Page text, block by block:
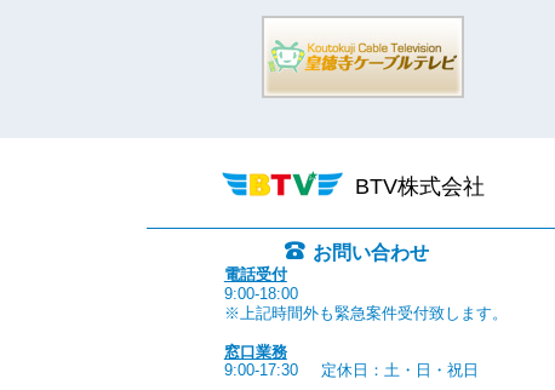
BTV株式会社
お問い合わせ
電話受付
9:00-18:00
※上記時間外も緊急案件受付致します。
窓口業務
9:00-17:30
定休日：土・日・祝日